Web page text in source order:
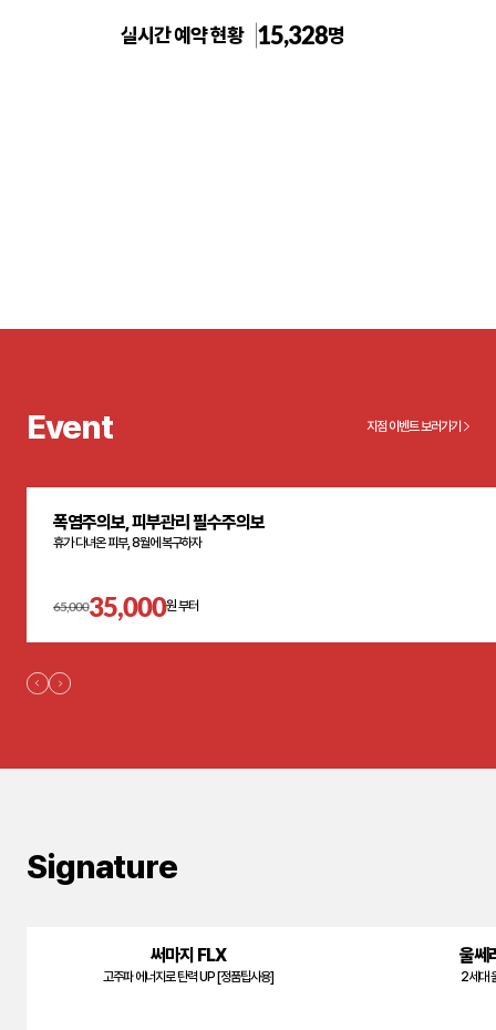
실시간 예약 현황 15,328명
Event 지점 이벤트 보러가기
폭염주의보, 피부관리 필수주의보
휴가 다녀온 피부, 8월에 복구하자
65,00035,000원 부터
Signature
써마지 FLX
고주파 에너지로 탄력 UP [정품팁사용]
울쎄
2세대